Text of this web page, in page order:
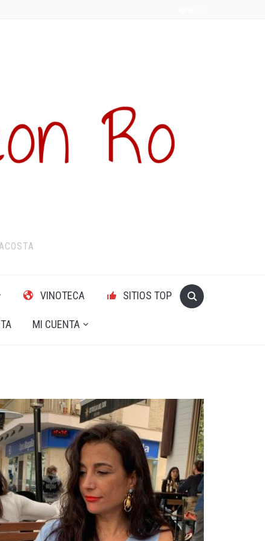
VINOTECA SITIOS TOP
MI CUENTA